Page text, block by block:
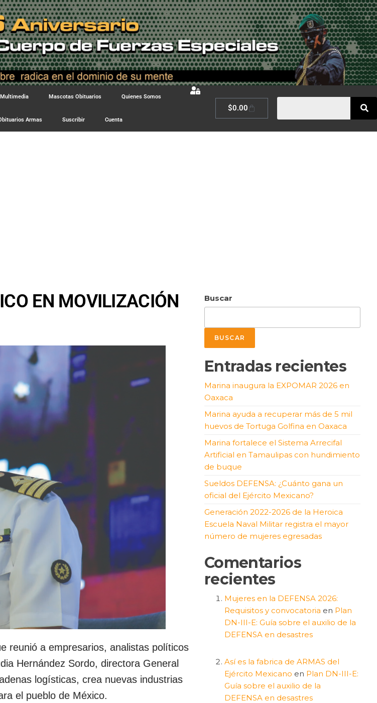
Multimedia Mascotas Obituarios Quienes Somos
Armas Suscribir Cuenta
$0.00
EN MOVILIZACIÓN
reunió a empresarios, analistas políticos
Hernández Sordo, directora General
logísticas, crea nuevas industrias
el pueblo de México.
Buscar
BUSCAR
Entradas recientes
Marina inaugura la EXPOMAR 2026 en
Oaxaca
Marina ayuda a recuperar más de 5 mil
huevos de Tortuga Golfina en Oaxaca
Marina fortalece el Sistema Arrecifal
Artificial en Tamaulipas con hundimiento
de buque
Sueldos DEFENSA: ¿Cuánto gana un
oficial del Ejército Mexicano?
Generación 2022-2026 de la Heroica
Escuela Naval Militar registra el mayor
número de mujeres egresadas
Comentarios
recientes
Mujeres en la DEFENSA 2026:
Requisitos y convocatoria en Plan
DN-III-E: Guía sobre el auxilio de la
DEFENSA en desastres
Así es la fabrica de ARMAS del
Ejército Mexicano en Plan DN-III-E:
Guía sobre el auxilio de la
DEFENSA en desastres